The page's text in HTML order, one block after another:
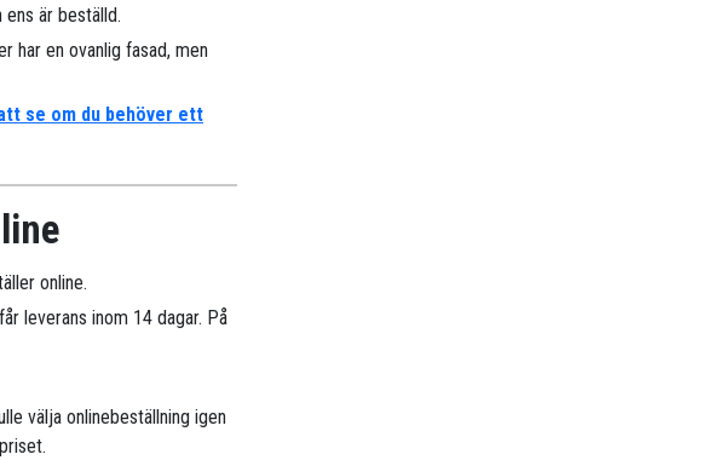
är beställd.
har en ovanlig fasad, men
se om du behöver ett
online.
leverans inom 14 dagar. På
välja onlinebeställning igen